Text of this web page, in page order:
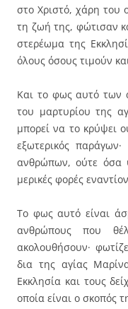
στο Χριστό, χάρη του
τη ζωή της, φώτισαν
στερέωμα της
όλους όσους τιμούν
Και το φως αυτό των
του μαρτυρίου της
μπορεί να το κρύψει
εξωτερικός
ανθρώπων, ούτε όσα
μερικές φορές
Το φως αυτό είναι
ανθρώπους που
ακολουθήσουν·
δια της αγίας
Εκκλησία και τους
οποία είναι ο σκοπός